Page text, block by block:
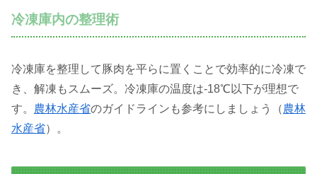
冷凍庫内の整理術
冷凍庫を整理して豚肉を平らに置くことで効率的に冷凍で
き、解凍もスムーズ。冷凍庫の温度は-18℃以下が理想で
す。 農林水産省のガイドラインも参考にしましょう（農林
水産省）。